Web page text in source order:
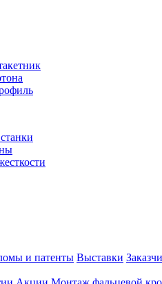
и патенты Выставки